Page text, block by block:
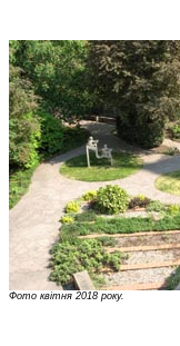
Фото квітня 2018 року.